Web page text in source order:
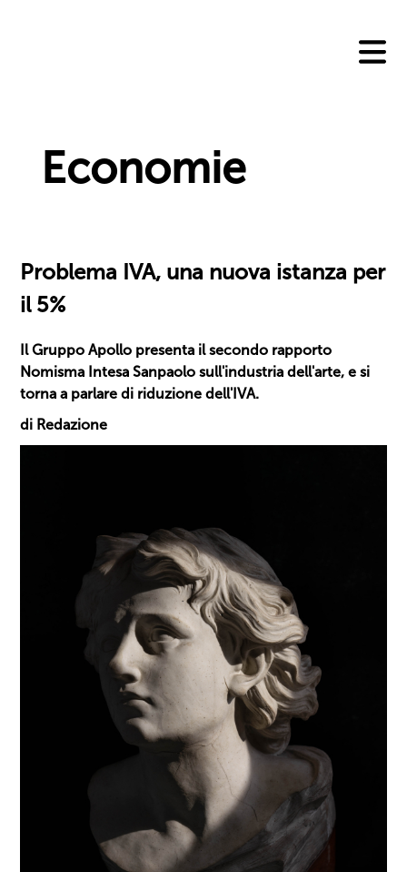
Economie
Problema IVA, una nuova istanza per
il 5%
Il Gruppo Apollo presenta il secondo rapporto
Nomisma Intesa Sanpaolo sull'industria dell'arte, e si
torna a parlare di riduzione dell'IVA.
di Redazione